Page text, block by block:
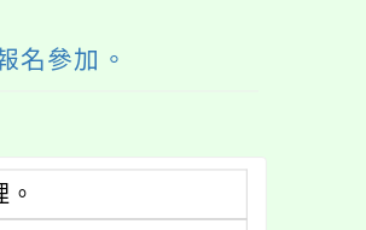
名參加。